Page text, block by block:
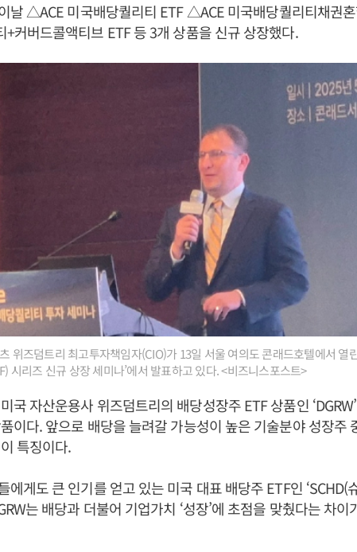
날 △ACE 미국배당퀄리티 ETF △ACE 미국배당퀄리티채권
+커버드콜액티브 ETF 등 3개 상품을 신규 상장했다.
위즈덤트리 최고투자책임자(CIO)가 13일 서울 여의도 콘래드호텔에서 열
시리즈 신규 상장 세미나’에서 발표하고 있다. <비즈니스포스트>
국 자산운용사 위즈덤트리의 배당성장주 ETF 상품인
이다. 앞으로 배당을 늘려갈 가능성이 높은 기술분야 성장주
특징이다.
에게도 큰 인기를 얻고 있는 미국 대표 배당주 ETF인 ‘SCHD(
는 배당과 더불어 기업가치 ‘성장’에 초점을 맞췄다는 차이